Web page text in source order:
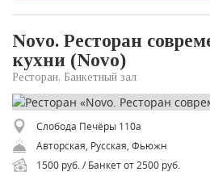
Novo. Ресторан
кухни (Novo)
Ресторан, Банкетный зал
Слобода Печёры 110a
Авторская, Русская, Фьюжн
1500 руб. / Банкет от 2500 руб.